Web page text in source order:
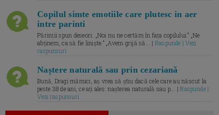
Copilul simte emotiile care plutesc in aer
intre parinti
Părinții spun deseori: „Noi nu ne certăm în fața copilului.” „Ne
abținem, ca să fie liniște.” „Avem grijă să... | Raspunde | Vezi
raspunsuri
Naștere naturală sau prin cezariană
Bună, Dragi mămici, aș vrea să știu dacă cele care au născut la
peste 38 de ani, ce ați ales: nașterea naturală sau p... |Raspunde |
Vezi raspunsuri